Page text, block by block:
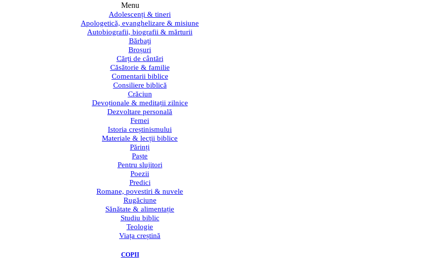
Menu
Adolescenți & tineri
Apologetică, evanghelizare & misiune
Autobiografii, biografii & mărturii
Bărbați
Broșuri
Cărți de cântări
Căsătorie & familie
Comentarii biblice
Consiliere biblică
Crăciun
Devoționale & meditații zilnice
Dezvoltare personală
Femei
Istoria creștinismului
Materiale & lecții biblice
Părinți
Paște
Pentru slujitori
Poezii
Predici
Romane, povestiri & nuvele
Rugăciune
Sănătate & alimentație
Studiu biblic
Teologie
Viața creștină
COPII